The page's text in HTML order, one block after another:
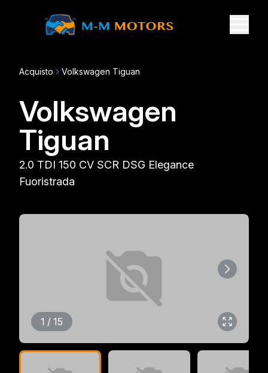
Acquisto Volkswagen Tiguan
Volkswagen
Tiguan
2.0 TDI 150 CV SCR DSG Elegance
Fuoristrada
1 / 15